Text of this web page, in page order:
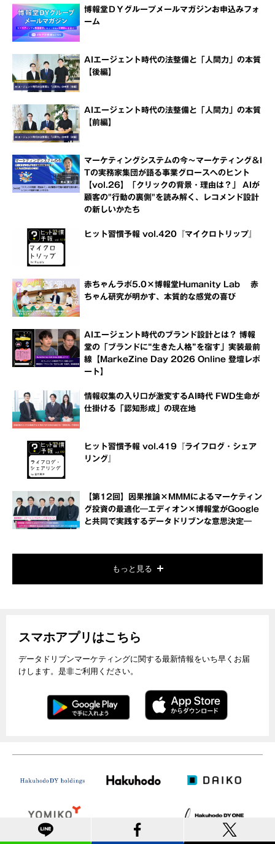
博報堂ＤＹグループメールマガジンお申込みフォ
ーム
AIエージェント時代の法整備と「人間力」の本質
【後編】
AIエージェント時代の法整備と「人間力」の本質
【前編】
マーケティングシステムの今～マーケティング＆I
Tの実務家集団が語る事業グロースへのヒント
【vol.26】「クリックの背景・理由は？」 AIが
顧客の"行動の裏側"を読み解く、レコメンド設計
の新しいかたち
ヒット習慣予報 vol.420『マイクロトリップ』
赤ちゃんラボ5.0×博報堂Humanity Lab 赤
ちゃん研究が明かす、本質的な感覚の喜び
AIエージェント時代のブランド設計とは？ 博報
堂の「ブランドに“生きた人格”を宿す」実装最前
線【MarkeZine Day 2026 Online 登壇レポ
ート】
情報収集の入り口が激変するAI時代 FWD生命が
仕掛ける「認知形成」の現在地
ヒット習慣予報 vol.419『ライフログ・シェア
リング』
【第12回】因果推論×MMMによるマーケティン
グ投資の最適化―エディオン×博報堂がGoogle
と共同で実践するデータドリブンな意思決定―
もっと見る
スマホアプリはこちら
データドリブンマーケティングに関する最新情報をいち早くお届
けします。是非ご利用ください。